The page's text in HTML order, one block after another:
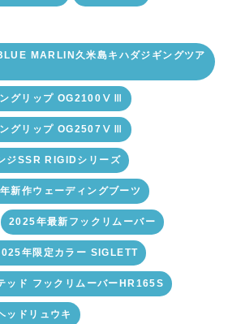
MARLIN久米島キハダジギングツア
グリップ OG2100ⅤⅢ
グリップ OG2507ⅤⅢ
ジSSR RIGIDシリーズ
新作ウェーディングブーツ
2025年最新フックリムーバー
年限定カラー SIGLETT
ッド フックリムーバーHR165S
ッドリュウキ